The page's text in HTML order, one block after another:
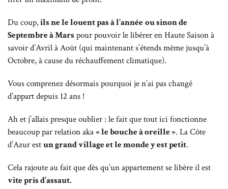
Du coup,ils ne le louent pas à l’annéeou sinon de
Septembre à Mars pour pouvoir le libérer en Haute Saison à
savoir d’Avril à Août (qui maintenant s’étends même jusqu’à
Octobre, à cause du réchauffement climatique).
Vous comprenez désormais pourquoi je n’ai pas changé
d’appart depuis 12 ans !
Ah et j’allais presque oublier : le fait que tout ici fonctionne
beaucoup par relation aka« le bouche à oreille ». La Côte
d’Azur estun grand village et le monde y est petit.
Cela rajoute au fait que dès qu’un appartement se libère il est
vite pris d’assaut.